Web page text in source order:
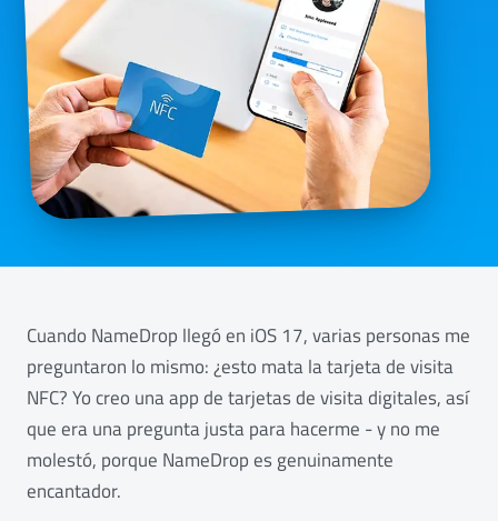
Cuando NameDrop llegó en iOS 17, varias personas me
preguntaron lo mismo: ¿esto mata la tarjeta de visita
NFC? Yo creo una app de tarjetas de visita digitales, así
que era una pregunta justa para hacerme - y no me
molestó, porque NameDrop es genuinamente
encantador.